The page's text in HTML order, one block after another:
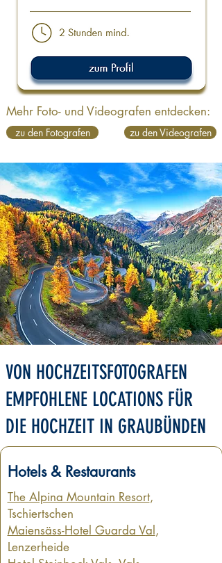
Mehr Foto- und Videografen entdecken:
zu den Fotografen zu den Videografen
VON HOCHZEITSFOTOGRAFEN
EMPFOHLENE LOCATIONS FÜR
DIE HOCHZEIT IN GRAUBÜNDEN
Hotels & Restaurants
The Alpina Mountain Resort,
Tschiertschen
Maiensäss-Hotel Guarda Val ,
Lenzerheide